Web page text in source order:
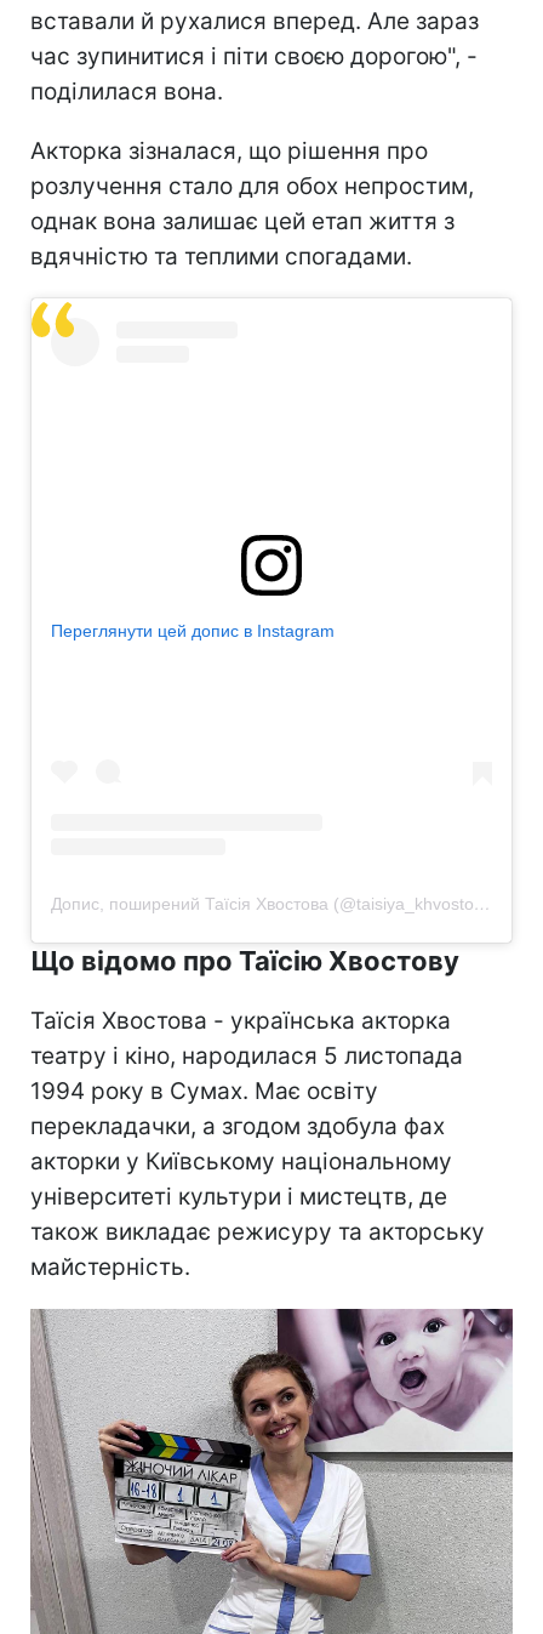
вставали й рухалися вперед. Але зараз
час зупинитися і піти своєю дорогою", -
поділилася вона.
Акторка зізналася, що рішення про
розлучення стало для обох непростим,
однак вона залишає цей етап життя з
вдячністю та теплими спогадами.
Переглянути цей допис в Instagram
Допис, поширений Таїсія Хвостова (@taisiya_khvostova)
Що відомо про Таїсію Хвостову
Таїсія Хвостова - українська акторка
театру і кіно, народилася 5 листопада
1994 року в Сумах. Має освіту
перекладачки, а згодом здобула фах
акторки у Київському національному
університеті культури і мистецтв, де
також викладає режисуру та акторську
майстерність.